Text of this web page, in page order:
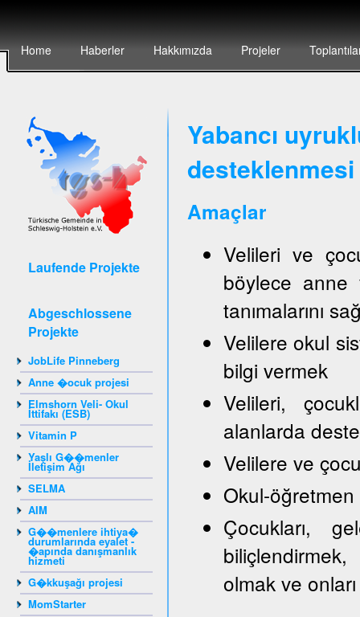
Home Haberler Hakkımızda Projeler
Laufende Projekte
Abgeschlossene
Projekte
JobLife Pinneberg
Anne �ocuk projesi
Elmshorn Veli- Okul
İttifakı (ESB)
Vitamin P
Yaşlı G��menler
İletişim Ağı
SELMA
AIM
G��menlere ihtiya�
durumlarında eyalet -
�apında danışmanlık
hizmeti
G�kkuşağı projesi
MomStarter
Yabancı
Amaçlar
Velileri ve
böylece anne
tanımalarını
Velilere okul
bilgi vermek
Velileri,
alanlarda
Velilere ve
Okul-
Çocukları,
olmak ve